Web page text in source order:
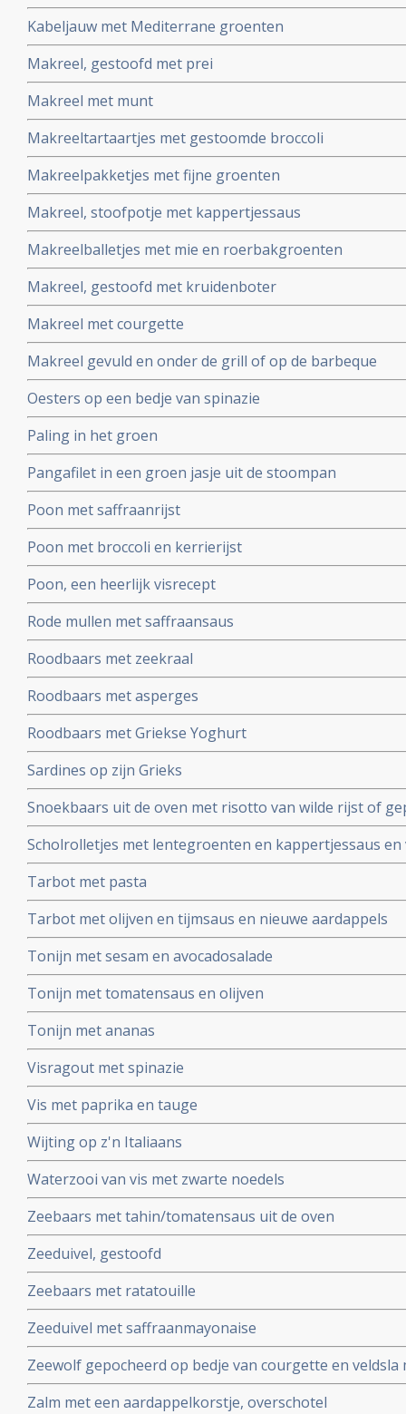
Kabeljauw met Mediterrane groenten
Makreel, gestoofd met prei
Makreel met munt
Makreeltartaartjes met gestoomde broccoli
Makreelpakketjes met fijne groenten
Makreel, stoofpotje met kappertjessaus
Makreelballetjes met mie en roerbakgroenten
Makreel, gestoofd met kruidenboter
Makreel met courgette
Makreel gevuld en onder de grill of op de barbeque
Oesters op een bedje van spinazie
Paling in het groen
Pangafilet in een groen jasje uit de stoompan
Poon met saffraanrijst
Poon met broccoli en kerrierijst
Poon, een heerlijk visrecept
Rode mullen met saffraansaus
Roodbaars met zeekraal
Roodbaars met asperges
Roodbaars met Griekse Yoghurt
Sardines op zijn Grieks
Snoekbaars uit de oven met risotto van wilde rijst of
Scholrolletjes met lentegroenten en kappertjessaus en
Tarbot met pasta
Tarbot met olijven en tijmsaus en nieuwe aardappels
Tonijn met sesam en avocadosalade
Tonijn met tomatensaus en olijven
Tonijn met ananas
Visragout met spinazie
Vis met paprika en tauge
Wijting op z'n Italiaans
Waterzooi van vis met zwarte noedels
Zeebaars met tahin/tomatensaus uit de oven
Zeeduivel, gestoofd
Zeebaars met ratatouille
Zeeduivel met saffraanmayonaise
Zeewolf gepocheerd op bedje van courgette en
Zalm met een aardappelkorstje, overschotel